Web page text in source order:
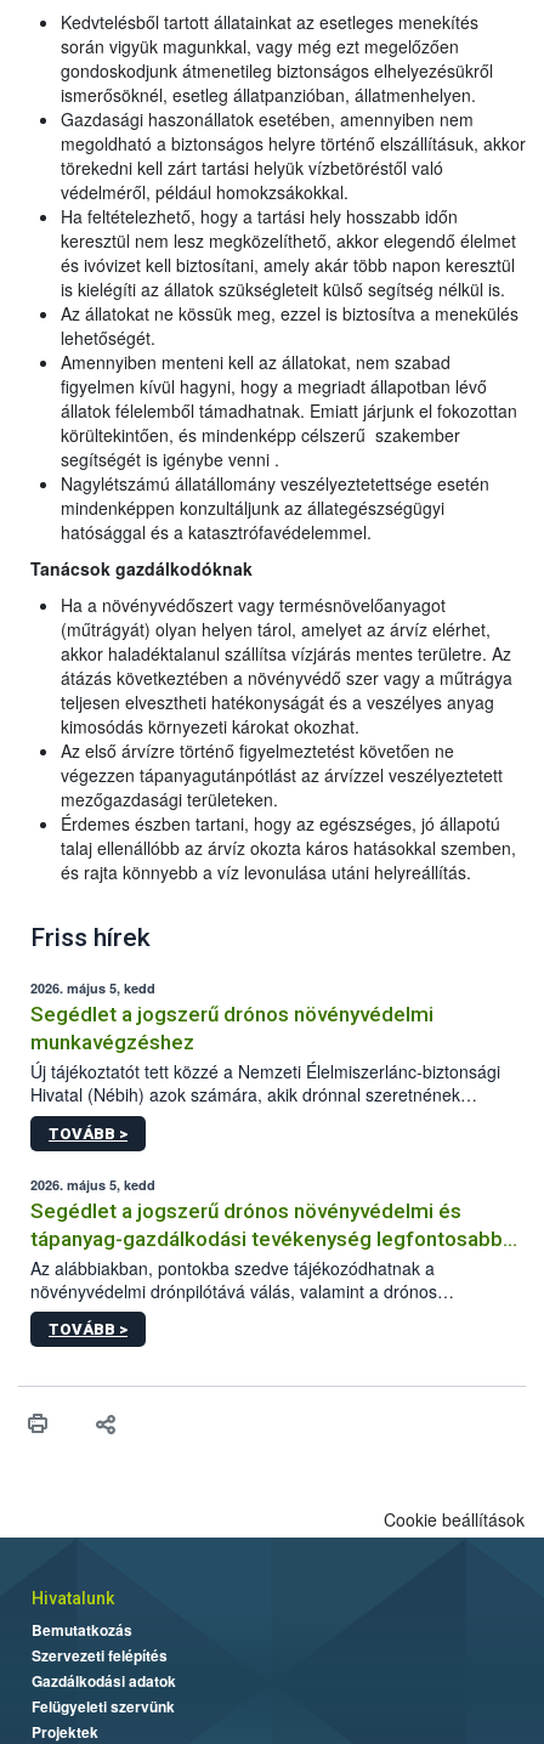
Kedvtelésből tartott állatainkat az esetleges menekítés
során vigyük magunkkal, vagy még ezt megelőzően
gondoskodjunk átmenetileg biztonságos elhelyezésükről
ismerősöknél, esetleg állatpanzióban, állatmenhelyen.
Gazdasági haszonállatok esetében, amennyiben nem
megoldható a biztonságos helyre történő elszállításuk, akkor
törekedni kell zárt tartási helyük vízbetöréstől való
védelméről, például homokzsákokkal.
Ha feltételezhető, hogy a tartási hely hosszabb időn
keresztül nem lesz megközelíthető, akkor elegendő élelmet
és ivóvizet kell biztosítani, amely akár több napon keresztül
is kielégíti az állatok szükségleteit külső segítség nélkül is.
Az állatokat ne kössük meg, ezzel is biztosítva a menekülés
lehetőségét.
Amennyiben menteni kell az állatokat, nem szabad
figyelmen kívül hagyni, hogy a megriadt állapotban lévő
állatok félelemből támadhatnak. Emiatt járjunk el fokozottan
körültekintően, és mindenképp célszerű szakember
segítségét is igénybe venni .
Nagylétszámú állatállomány veszélyeztetettsége esetén
mindenképpen konzultáljunk az állategészségügyi
hatósággal és a katasztrófavédelemmel.
Tanácsok gazdálkodóknak
Ha a növényvédőszert vagy termésnövelőanyagot
(műtrágyát) olyan helyen tárol, amelyet az árvíz elérhet,
akkor haladéktalanul szállítsa vízjárás mentes területre. Az
átázás következtében a növényvédő szer vagy a műtrágya
teljesen elvesztheti hatékonyságát és a veszélyes anyag
kimosódás környezeti károkat okozhat.
Az első árvízre történő figyelmeztetést követően ne
végezzen tápanyagutánpótlást az árvízzel veszélyeztetett
mezőgazdasági területeken.
Érdemes észben tartani, hogy az egészséges, jó állapotú
talaj ellenállóbb az árvíz okozta káros hatásokkal szemben,
és rajta könnyebb a víz levonulása utáni helyreállítás.
Friss hírek
2026. május 5, kedd
Segédlet a jogszerű drónos növényvédelmi
munkavégzéshez
Új tájékoztatót tett közzé a Nemzeti Élelmiszerlánc-biztonsági
Hivatal (Nébih) azok számára, akik drónnal szeretnének
növényvédelmi vagy tápanyag-gazdálkodási tevékenységet
végezni Magyarországon. Az összefoglaló részletesen
műszaki és hatósági feltételek.
TOVÁBB >
2026. május 5, kedd
Segédlet a jogszerű drónos növényvédelmi és
tápanyag-gazdálkodási tevékenység legfontosabb
feltételeiről
Az alábbiakban, pontokba szedve tájékozódhatnak a
növényvédelmi drónpilótává válás, valamint a drónos
növényvédelmi és tápanyag-gazdálkodási tevékenység
végzésének legfontosabb feltételeiről*.
TOVÁBB >
Cookie beállítások
Hivatalunk
Bemutatkozás
Szervezeti felépítés
Gazdálkodási adatok
Felügyeleti szervünk
Projektek